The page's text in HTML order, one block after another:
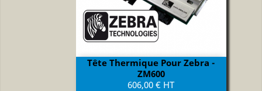
Tête Thermique Pour Zebra -
ZM600
Prix
606,00 € HT